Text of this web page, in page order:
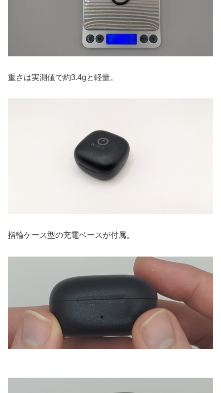
重さは実測値で約3.4gと軽量。
指輪ケース型の充電ベースが付属。